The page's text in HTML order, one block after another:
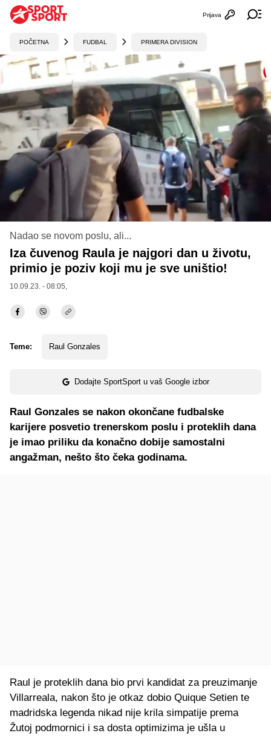
Otvori
Prijava
POČETNA FUDBAL PRIMERA DIVISION
Nadao se novom poslu, ali...
Iza čuvenog Raula je najgori dan u životu,
primio je poziv koji mu je sve uništio!
10.09.23. - 08:05,
Teme: Raul Gonzales
Dodajte SportSport u vaš Google izbor
Raul Gonzales se nakon okončane fudbalske
karijere posvetio trenerskom poslu i proteklih dana
je imao priliku da konačno dobije samostalni
angažman, nešto što čeka godinama.
Raul je proteklih dana bio prvi kandidat za preuzimanje
Villarreala, nakon što je otkaz dobio Quique Setien te
madridska legenda nikad nije krila simpatije prema
Žutoj podmornici i sa dosta optimizima je ušla u